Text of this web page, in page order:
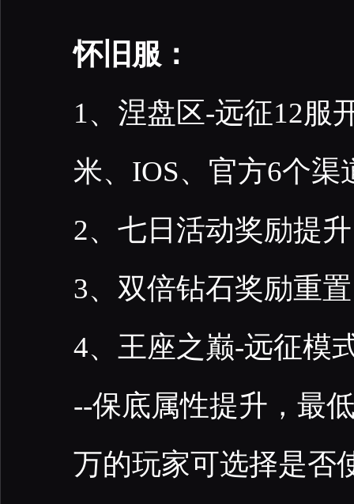
怀旧服：
1、涅盘区-远征12服
米、IOS、官方6个渠
2、七日活动奖励提
3、双倍钻石奖励重
4、王座之巅-远征模
--保底属性提升，最
万的玩家可选择是否